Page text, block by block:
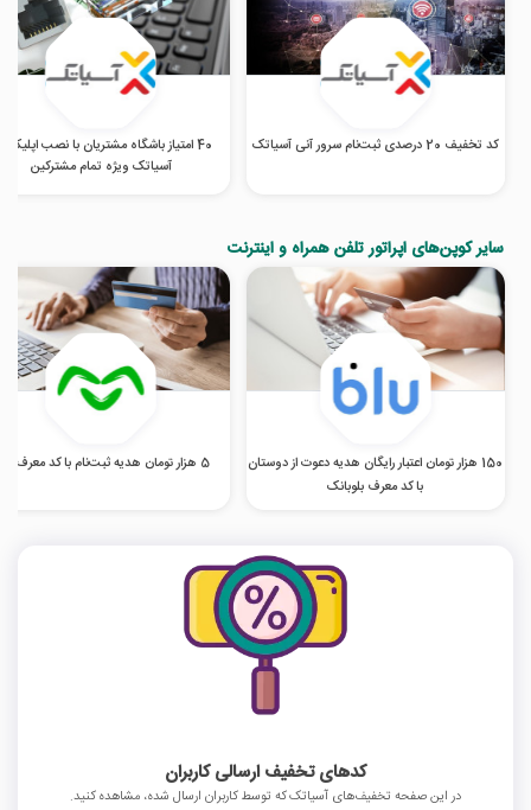
کد تخفیف 20 درصدی ثبت‌نام سرور آنی آسیاتک
40 امتیاز باشگاه مشتریان با نصب
آسیاتک ویژه تمام مشترکین
سایر کوپن‌های اپراتور تلفن همراه و اینترنت
150 هزار تومان اعتبار رایگان هدیه دعوت از دوستان
با کد معرف بلوبانک
5 هزار تومان هدیه ثبت‌نام با کد معرف اومو
کدهای تخفیف ارسالی کاربران
در این صفحه تخفیف‌های آسیاتک که توسط کاربران ارسال شده، مشاهده کنید.